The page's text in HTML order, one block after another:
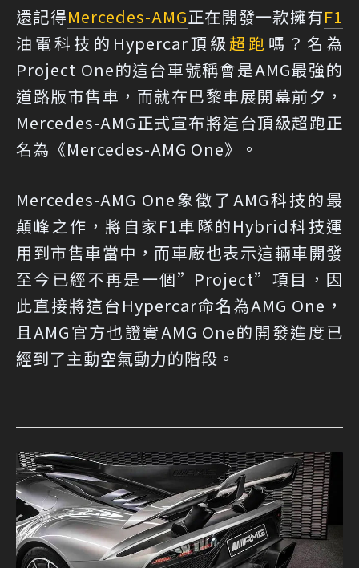
還記得Mercedes-AMG正在開發一款擁有F1
油電科技的Hypercar頂級 超跑 嗎？名為
Project One的這台車號稱會是AMG最強的
道路版市售車，而就在巴黎車展開幕前夕，
Mercedes-AMG正式宣布將這台頂級超跑正
名為《Mercedes-AMG One》。
Mercedes-AMG One象徵了AMG科技的最
顛峰之作，將自家F1車隊的Hybrid科技運
用到市售車當中，而車廠也表示這輛車開發
至今已經不再是一個”Project”項目，因
此直接將這台Hypercar命名為AMG One，
且AMG官方也證實AMG One的開發進度已
經到了主動空氣動力的階段。